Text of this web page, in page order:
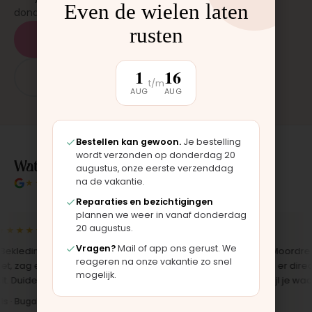
donderdag en zaterdag, op afspraak.
Plan een afspraak
App: 06 - 2862 1330
Wat klanten over ons zeggen
★★★★★ 4.9/5 klantbeoordeling
zelf vervangen met de
er meteen weer als nieuw
origineel spul."
bekleding
"Langsgekomen in Moordrecht
het onderdeel werd er direct
opgezet. Klaar terwijl je wacht."
Even de wielen laten
rusten
1
AUG
t/m16
AUG
Bestellen kan gewoon. Je bestelling
wordt verzonden op donderdag 20
augustus, onze eerste verzenddag
na de vakantie.
Reparaties en bezichtigingen
plannen we weer in vanaf donderdag
20 augustus.
Vragen?Mail of app ons gerust. We
reageren na onze vakantie zo snel
mogelijk.